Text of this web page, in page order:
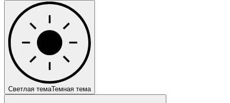
Светлая темаТемная тема